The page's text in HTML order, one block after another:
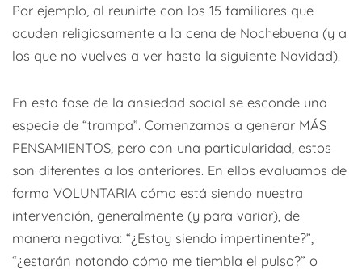
Por ejemplo, al reunirte con los 15 familiares que
acuden religiosamente a la cena de Nochebuena (y a
los que no vuelves a ver hasta la siguiente Navidad).
En esta fase de la ansiedad social se esconde una
especie de “trampa”. Comenzamos a generar MÁS
PENSAMIENTOS, pero con una particularidad, estos
son diferentes a los anteriores. En ellos evaluamos de
forma VOLUNTARIA cómo está siendo nuestra
intervención, generalmente (y para variar), de
manera negativa: “¿Estoy siendo impertinente?”,
“¿estarán notando cómo me tiembla el pulso?” o